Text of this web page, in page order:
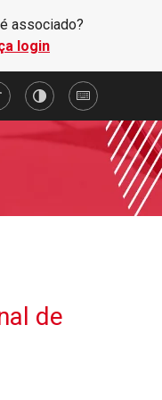
associado?
login
de